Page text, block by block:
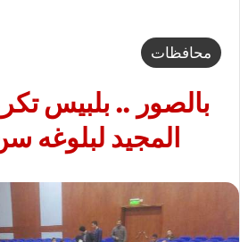
محافظات
بالصور .. بلبيس
المجيد لبلوغه